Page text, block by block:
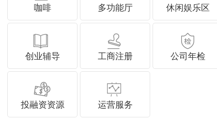
咖啡 多功能厅 休闲娱乐区
创业辅导 工商注册 公司年检
投融资资源 运营服务